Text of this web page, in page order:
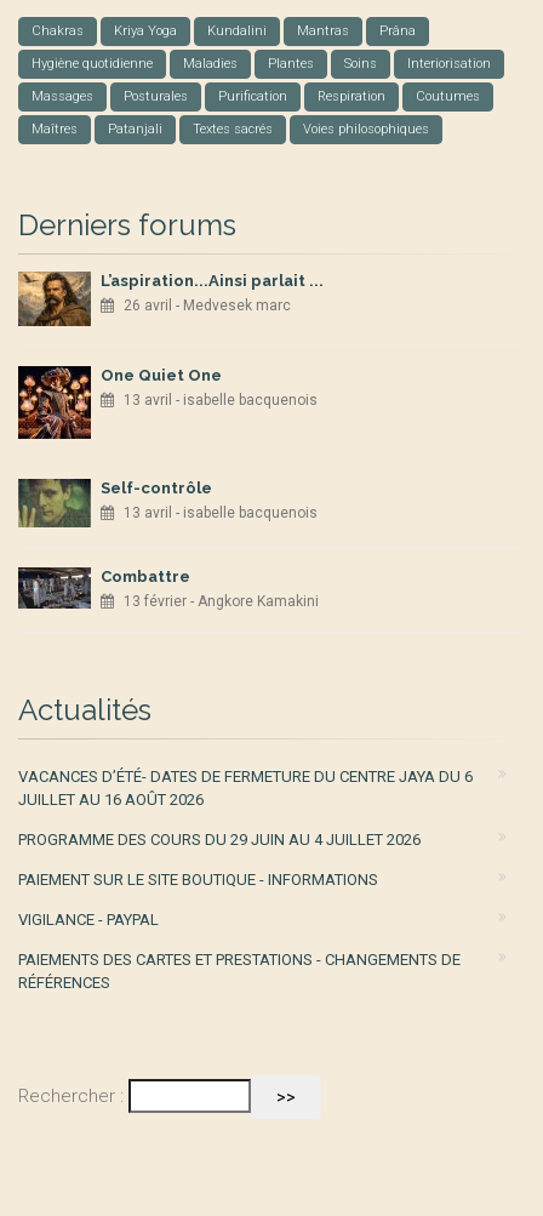
Chakras Kriya Yoga Kundalini Mantras Prâna
Hygiène quotidienne Maladies Plantes Soins Interiorisation
Massages Posturales Purification Respiration Coutumes
Maîtres Patanjali Textes sacrés Voies philosophiques
Derniers forums
L’aspiration...Ainsi parlait ...
26 avril - Medvesek marc
One Quiet One
13 avril - isabelle bacquenois
Self-contrôle
13 avril - isabelle bacquenois
Combattre
13 février - Angkore Kamakini
Actualités
VACANCES D’ÉTÉ- DATES DE FERMETURE DU CENTRE JAYA DU 6
JUILLET AU 16 AOÛT 2026
PROGRAMME DES COURS DU 29 JUIN AU 4 JUILLET 2026
PAIEMENT SUR LE SITE BOUTIQUE - INFORMATIONS
VIGILANCE - PAYPAL
PAIEMENTS DES CARTES ET PRESTATIONS - CHANGEMENTS DE
RÉFÉRENCES
Rechercher :